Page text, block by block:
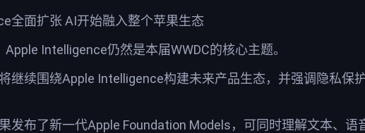
全面扩张 AI开始融入整个苹果生态
Apple Intelligence仍然是本届WWDC的核心主题。
继续围绕Apple Intelligence构建未来产品生态，并强调隐私保
发布了新一代Apple Foundation Models，可同时理解文本、语